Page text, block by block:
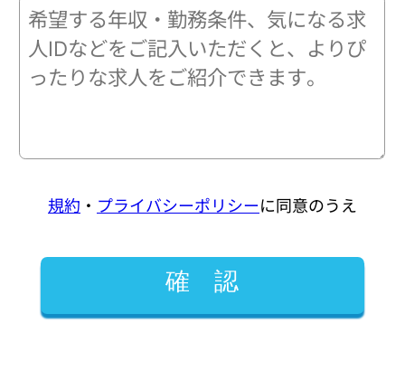
規約 ・ プライバシーポリシーに同意のうえ